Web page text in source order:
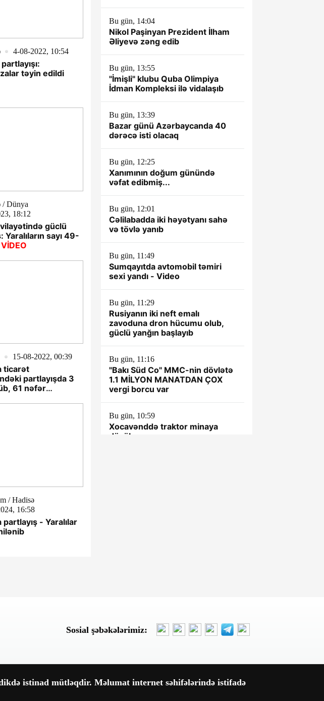
4-08-2022, 10:54
/ Dünya
18:12
güclü
Yaralıların sayı 49-
VİDEO
15-08-2022, 00:39
ticarət
partlayışda 3
61 nəfər
/ Hadisə
16:58
- Yaralılar
Bu gün, 14:04
Nikol Paşinyan Prezident İlham
Əliyevə zəng edib
Bu gün, 13:55
"İmişli" klubu Quba Olimpiya
İdman Kompleksi ilə vidalaşıb
Bu gün, 13:39
Bazar günü Azərbaycanda 40
dərəcə isti olacaq
Bu gün, 12:25
Xanımının doğum günündə
vəfat edibmiş...
Bu gün, 12:01
Cəlilabadda iki həyətyanı sahə
və tövlə yanıb
Bu gün, 11:49
Sumqayıtda avtomobil təmiri
sexi yandı - Video
Bu gün, 11:29
Rusiyanın iki neft emalı
zavoduna dron hücumu olub,
güclü yanğın başlayıb
Bu gün, 11:16
"Bakı Süd Co" MMC-nin dövlətə
1.1 MİLYON MANATDAN ÇOX
vergi borcu var
Bu gün, 10:59
Xocavənddə traktor minaya
düşüb
“Odissey”i pulsuz izləmək
Avropaya çatmaq arzusu faciə
Sosial şəbəkələrimiz:
istinad mütləqdir. Məlumat internet səhifələrində istifadə